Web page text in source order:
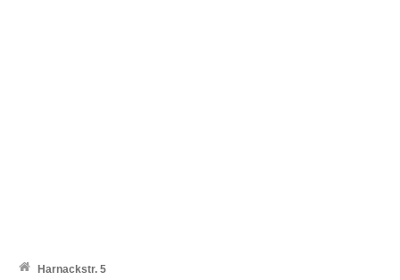
Harnackstr. 5